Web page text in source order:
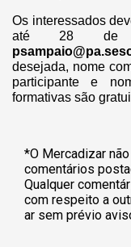
Os interessados
até 28 de
desejada, nome
participante e
formativas são
*O Mercadizar
comentários
Qualquer
com respeito a
ar sem prévio